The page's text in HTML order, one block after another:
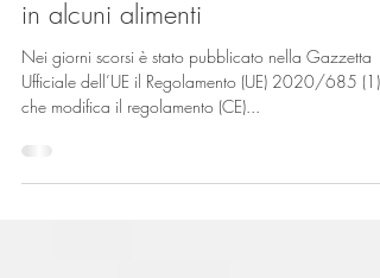
in alcuni alimenti
Nei giorni scorsi è stato pubblicato nella Gazzetta
Ufficiale dell’UE il Regolamento (UE) 2020/685 (1)